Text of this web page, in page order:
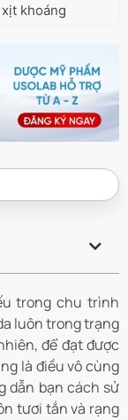
khoáng
trong chu trình
luôn trong trạng
để đạt được
là điều vô cùng
dẫn bạn cách sử
tươi tắn và rạng